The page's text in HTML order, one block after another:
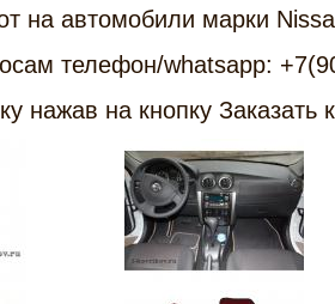
на автомобили марки
телефон/whatsapp:
нажав на кнопку